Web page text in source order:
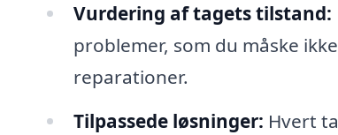
Vurdering af tagets tilstand:
problemer, som du måske
reparationer.
Tilpassede løsninger: Hvert